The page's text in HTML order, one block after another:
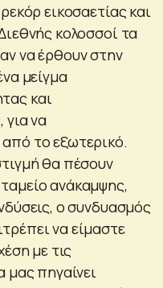
εικοσαετίας και
κολοσσοί τα
να έρθουν στην
μείγμα
και
για να
το εξωτερικό.
θα πέσουν
ανάκαμψης,
ο συνδυασμός
να είμαστε
με τις
μας πηγαίνει